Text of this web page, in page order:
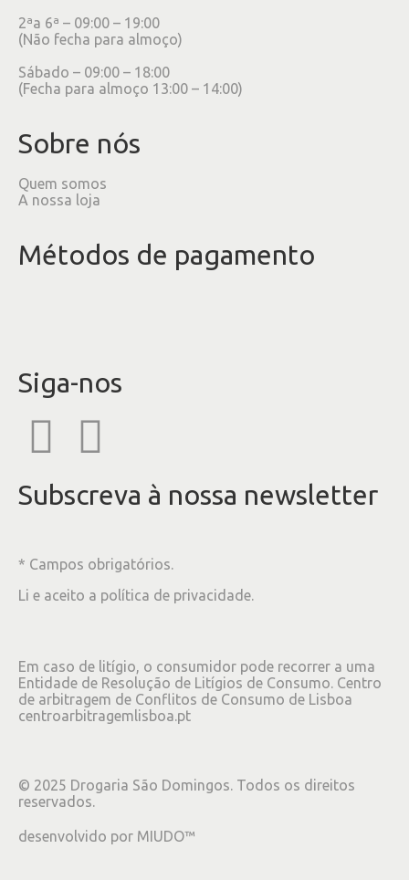
2ªa 6ª – 09:00 – 19:00
(Não fecha para almoço)
Sábado – 09:00 – 18:00
(Fecha para almoço 13:00 – 14:00)
Sobre nós
Quem somos
A nossa loja
Métodos de pagamento
Siga-nos
Subscreva à nossa newsletter
* Campos obrigatórios.
Li e aceito a política de privacidade.
Em caso de litígio, o consumidor pode recorrer a uma
Entidade de Resolução de Litígios de Consumo. Centro
de arbitragem de Conflitos de Consumo de Lisboa
centroarbitragemlisboa.pt
© 2025 Drogaria São Domingos. Todos os direitos
reservados.
desenvolvido por MIUDO™